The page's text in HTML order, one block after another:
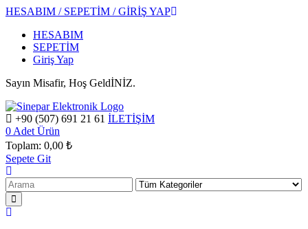
HESABIM / SEPETİM / GİRİŞ YAP
HESABIM
SEPETİM
Giriş Yap
Sayın Misafir, Hoş GeldİNİZ.
+90 (507) 691 21 61 İLETİŞİM
0 Adet Ürün
Toplam: 0,00 ₺
Sepete Git